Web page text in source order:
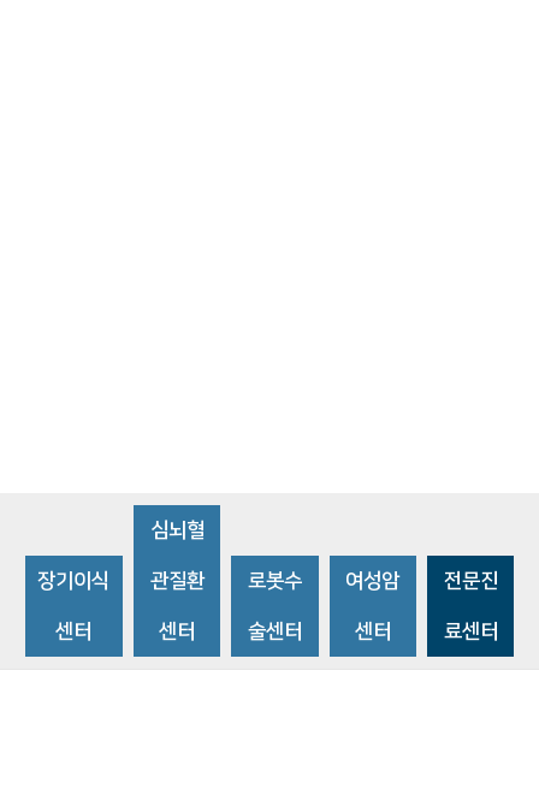
장기이식
센터
심뇌혈
관질환
센터
로봇수
술센터
여성암
센터
전문진
료센터